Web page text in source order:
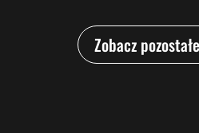
Zobacz